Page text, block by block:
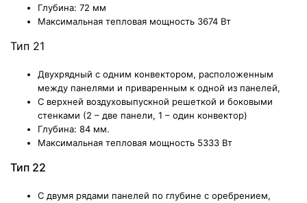
Глубина: 72 мм
Максимальная тепловая мощность 3674 Вт
Тип 21
Двухрядный с одним конвектором, расположенным
между панелями и приваренным к одной из панелей,
С верхней воздуховыпускной решеткой и боковыми
стенками (2 – две панели, 1 – один конвектор)
Глубина: 84 мм.
Максимальная тепловая мощность 5333 Вт
Тип 22
С двумя рядами панелей по глубине с оребрением,